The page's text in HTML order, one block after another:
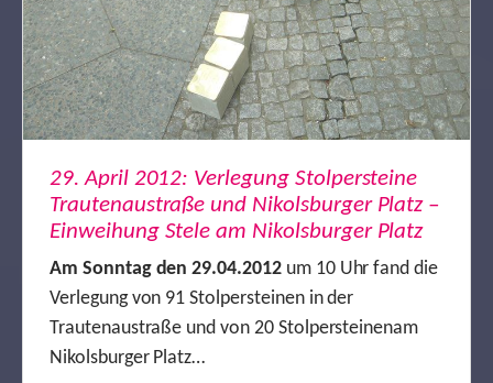
29. April 2012: Verlegung Stolpersteine
Trautenaustraße und Nikolsburger Platz –
Einweihung Stele am Nikolsburger Platz
Am Sonntag den 29.04.2012um 10 Uhr fand die
Verlegung von 91 Stolpersteinen in der
Trautenaustraße und von 20 Stolpersteinenam
Nikolsburger Platz…